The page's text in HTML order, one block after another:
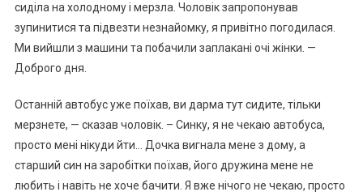
сиділа на холодному і мерзла. Чоловік запропонував
зупинитися та підвезти незнайомку, я привітно погодилася.
Ми вийшли з машини та побачили заплакані очі жінки. —
Доброго дня.
Останній автобус уже поїхав, ви дарма тут сидите, тільки
мерзнете, — сказав чоловік. – Синку, я не чекаю автобуса,
просто мені нікуди йти… Дочка вигнала мене з дому, а
старший син на заробітки поїхав, його дружина мене не
любить і навіть не хоче бачити. Я вже нічого не чекаю, просто